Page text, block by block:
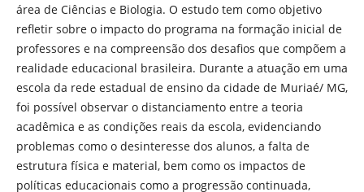
área de Ciências e Biologia. O estudo tem como objetivo
refletir sobre o impacto do programa na formação inicial de
professores e na compreensão dos desafios que compõem a
realidade educacional brasileira. Durante a atuação em uma
escola da rede estadual de ensino da cidade de Muriaé/ MG,
foi possível observar o distanciamento entre a teoria
acadêmica e as condições reais da escola, evidenciando
problemas como o desinteresse dos alunos, a falta de
estrutura física e material, bem como os impactos de
políticas educacionais como a progressão continuada,